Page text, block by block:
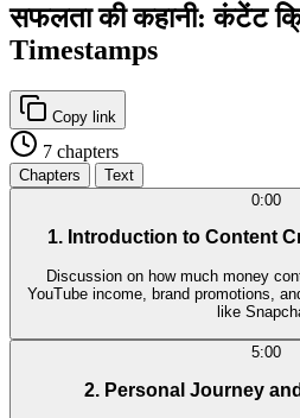
सफलता की कहानी: कंटेंट
Timestamps
Copy link
7 chapters
Chapters
Text
0:00
1. Introduction to Content
Discussion on how much money
YouTube income, brand promotions,
like
5:00
2. Personal Journey